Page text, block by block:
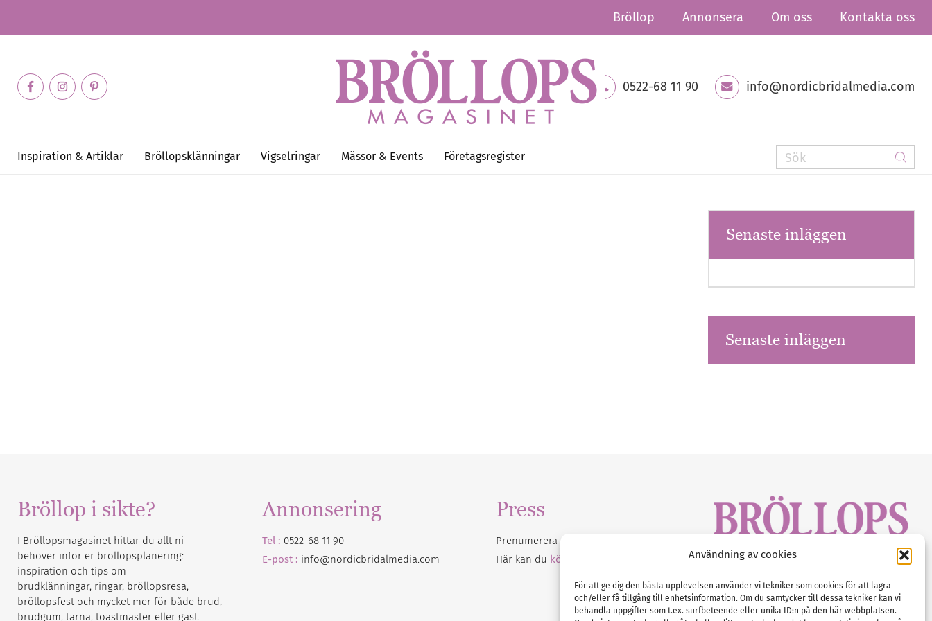
Användning av cookies
För att ge dig den bästa upplevelsen använder vi tekniker som cookies för att lagra
och/eller få tillgång till enhetsinformation. Om du samtycker till dessa tekniker kan vi
behandla uppgifter som t.ex. surfbeteende eller unika ID:n på den här webbplatsen.
Bröllop Annonsera Om oss Kontakta oss
0522-68 11 90 info@nordicbridalmedia.com
Inspiration & Artiklar Bröllopsklänningar Vigselringar Mässor & Events Företagsregister
Senaste inläggen
Senaste inläggen
Bröllop i sikte?
I Bröllopsmagasinet hittar du allt ni
behöver inför er bröllopsplanering:
inspiration och tips om
brudklänningar, ringar, bröllopsresa,
bröllopsfest och mycket mer för både brud,
brudgum, tärna, toastmaster eller gäst.
Annonsering
Tel : 0522-68 11 90
E-post : info@nordicbridalmedia.com
Press
Prenumerera på vårt
Här kan du köpa Bröllopsmagasinet
Tel :0522-68 11 90
E-post:info@nordicbridalmedia.com